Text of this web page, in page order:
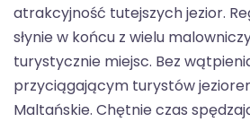
atrakcyjność tutejszych jezior.
słynie w końcu z wielu
turystycznie miejsc. Bez
przyciągającym turystów
Maltańskie. Chętnie czas